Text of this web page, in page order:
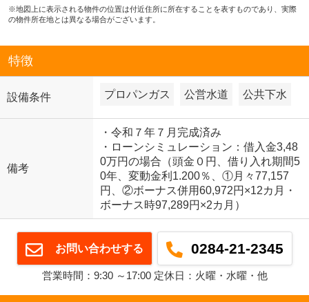
※地図上に表示される物件の位置は付近住所に所在することを表すものであり、実際
の物件所在地とは異なる場合がございます。
特徴
設備条件 プロパンガス 公営水道 公共下水
備考
・令和７年７月完成済み
・ローンシミュレーション：借入金3,48
0万円の場合（頭金０円、借り入れ期間5
0年、変動金利1.200％、①月々77,157
円、②ボーナス併用60,972円×12カ月・
ボーナス時97,289円×2カ月）
お問い合わせする 0284-21-2345
営業時間：9:30 ～17:00 定休日：火曜・水曜・他